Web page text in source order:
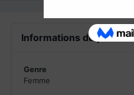
Informations du profil
Genre
Femme